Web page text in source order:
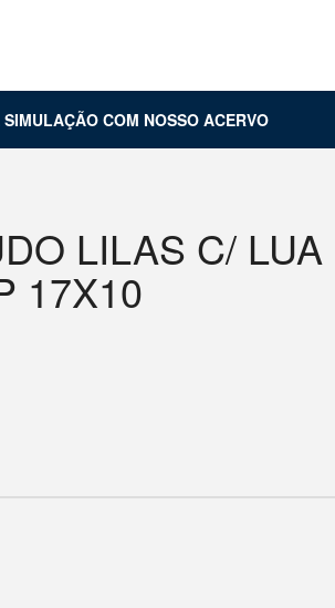
COM NOSSO ACERVO
LILAS C/ LUA
17X10